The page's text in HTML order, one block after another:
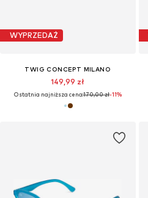
WYPRZEDAŻ
TWIG CONCEPT MILANO
149,99 zł
Ostatnia najniższa cena:170,00 zł-11%